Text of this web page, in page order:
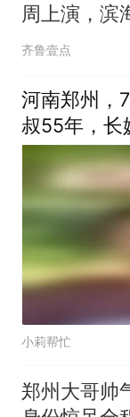
周上演，滨
续聚拢人流
齐鲁壹点
河南郑州，
叔55年，长
小莉帮忙
郑州大哥帅